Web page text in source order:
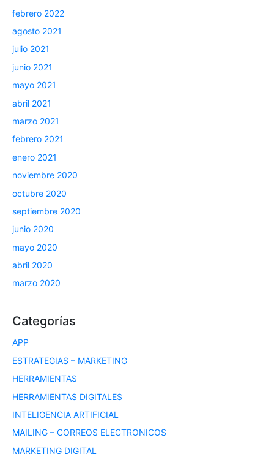
febrero 2022
agosto 2021
julio 2021
junio 2021
mayo 2021
abril 2021
marzo 2021
febrero 2021
enero 2021
noviembre 2020
octubre 2020
septiembre 2020
junio 2020
mayo 2020
abril 2020
marzo 2020
Categorías
APP
ESTRATEGIAS – MARKETING
HERRAMIENTAS
HERRAMIENTAS DIGITALES
INTELIGENCIA ARTIFICIAL
MAILING – CORREOS ELECTRONICOS
MARKETING DIGITAL